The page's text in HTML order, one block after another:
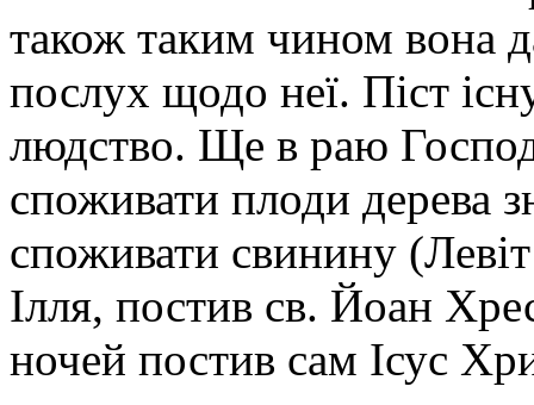
також таким чином вона
послух щодо неї. Піст
людство. Ще в раю
споживати плоди дерева
споживати свинину
Ілля, постив св. Йоан
ночей постив сам Ісус